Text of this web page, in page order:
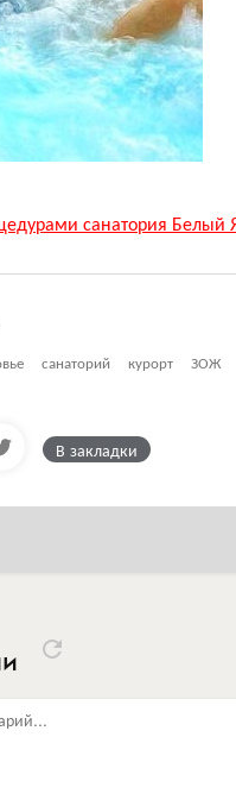
санатория Белый
санаторий курорт ЗОЖ
В закладки